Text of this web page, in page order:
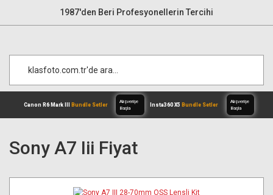
1987'den Beri Profesyonellerin Tercihi
Başla
Sony A7 Iii Fiyat